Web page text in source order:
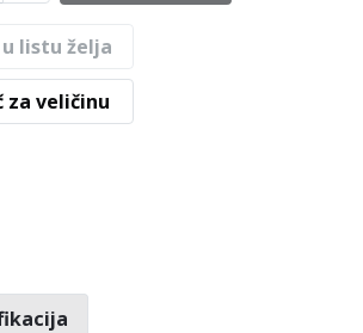
listu želja
za veličinu